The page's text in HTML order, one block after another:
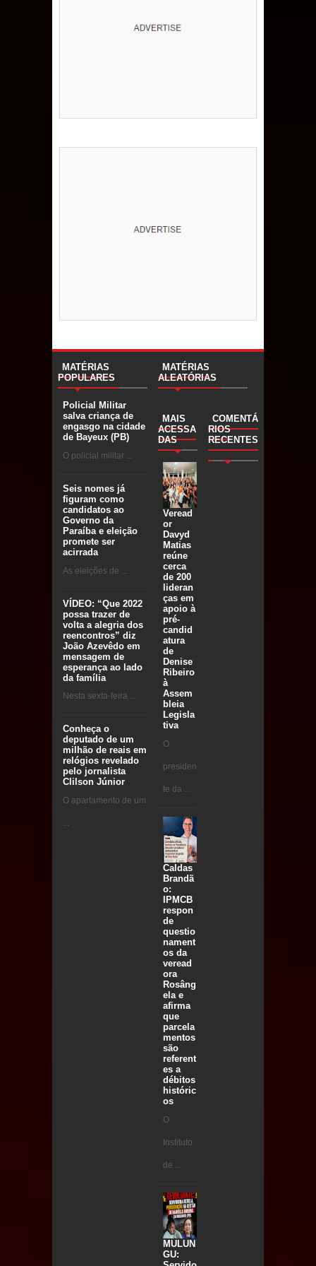
MATÉRIAS
POPULARES
Policial Militar
salva criança de
engasgo na cidade
de Bayeux (PB)
O policial militar ...
Seis nomes já
figuram como
candidatos ao
Governo da
Paraíba e eleição
promete ser
acirrada
As eleições de ...
VÍDEO: “Que 2022
possa trazer de
volta a alegria dos
reencontros” diz
João Azevêdo em
mensagem de
esperança ao lado
da família
Nesta sexta-feira ...
Conheça o
deputado de um
milhão de reais em
relógios revelado
pelo jornalista
Clilson Júnior
O apartamento de um
...
MATÉRIAS
ALEATÓRIAS
MAIS
ACESSA
DAS
Veread
or
Davyd
Matias
reúne
cerca
de 200
lideran
ças em
apoio à
pré-
candid
atura
de
Denise
Ribeiro
à
Assem
bleia
Legisla
tiva
O
presiden
te da ...
Caldas
Brandã
o:
IPMCB
respon
de
questio
nament
os da
veread
ora
Rosâng
ela e
afirma
que
parcela
mentos
são
referent
es a
débitos
históric
os
O
Instituto
de ...
MULUN
GU:
COMENTÁ
RIOS
RECENTES